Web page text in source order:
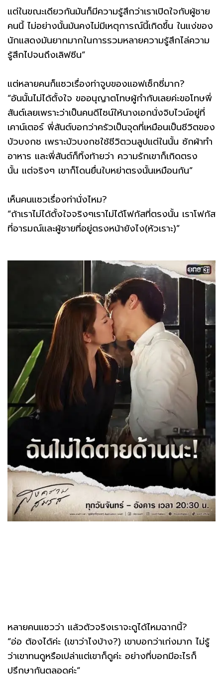
แต่ในขณะเดียวกันมันก็มีความรู้สึกว่าเราเปิดใจกับผู้ชาย
คนนี้ ไม่อย่างนั้นมันคงไม่มีเหตุการณ์นี้เกิดขึ้น ในแง่ของ
นักแสดงมันยากมากในการรวมหลายความรู้สึกไล่ความ
รู้สึกไปจนถึงเลิฟซีน“
แต่หลายคนก็แซวเรื่องท่าจูบของแอฟเซ็กซี่มาก?
“อันนั้นไม่ได้ตั้งใจ ขออนุญาตโทษผู้กำกับเลยค่ะขอโทษพี่
สันต์เลยเพราะว่าเป็นคนดีไซน์ให้นางเอกนั่งจิบไวน์อยู่ที่
เคาน์เตอร์ พี่สันต์บอกว่าครัวเป็นจุดที่เหมือนเป็นชีวิตของ
บัวบงกช เพราะบัวบงกชใช้ชีวิตวนลูปแต่ในนั้น ซักผ้าทำ
อาหาร และพี่สันต์ก็ทิ้งท้ายว่า ความรักเขาก็เกิดตรง
นั้น แต่จริงๆ เขาก็โดนยื่นใบหย่าตรงนั้นเหมือนกัน”
เห็นคนแซวเรื่องท่านั่งไหม?
“ถ้าเราไม่ได้ตั้งใจจริงๆเราไม่ได้โฟกัสที่ตรงนั้น เราโฟกัส
ที่อารมณ์และผู้ชายที่อยู่ตรงหน้ายังไง(หัวเราะ)”
หลายคนแซวว่า แล้วตัวจริงเราจะดูได้ไหมฉากนี้?
“อ่อ ต้องได้ค่ะ (เขาว่าไงบ้าง?) เขาบอกว่าเก่งมาก ไม่รู้
ว่าเขาทนดูหรือเปล่าแต่เขาก็ดูค่ะ อย่างที่บอกมีอะไรก็
ปรึกษากันตลอดค่ะ“